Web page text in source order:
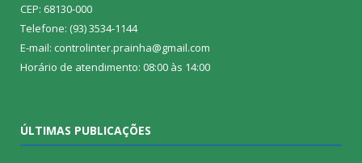
CEP: 68130-000
Telefone: (93) 3534-1144
E-mail: controlinter.prainha@gmail.com
Horário de atendimento: 08:00 às 14:00
ÚLTIMAS PUBLICAÇÕES